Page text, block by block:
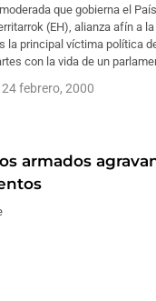
que gobierna el
(EH), alianza afín a la
la principal víctima política
con la vida de un
24 febrero, 2000
armados